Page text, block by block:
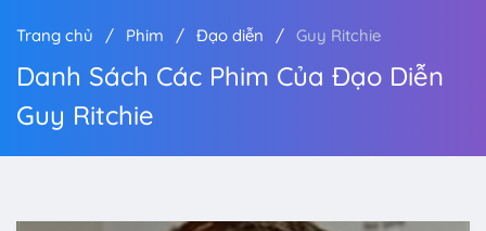
Trang chủ Phim Đạo diễn Guy Ritchie
Danh Sách Các Phim Của Đạo Diễn
Guy Ritchie